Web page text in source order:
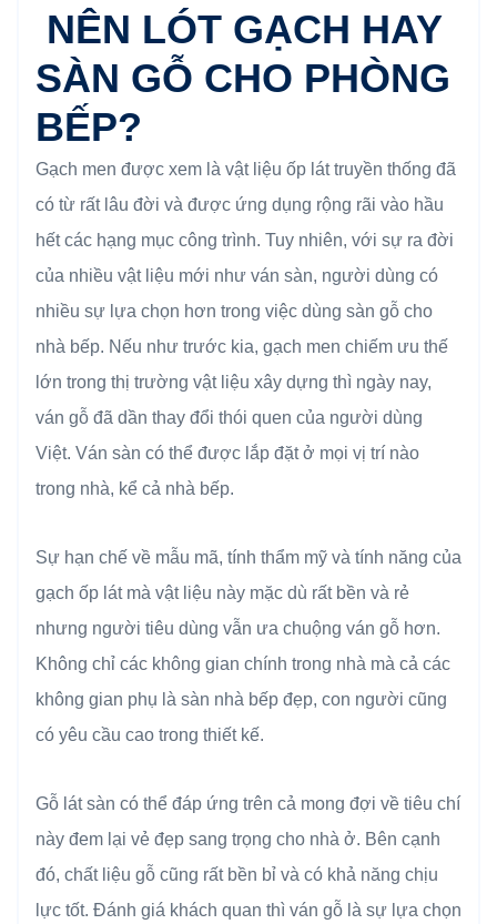
NÊN LÓT GẠCH HAY
SÀN GỖ CHO PHÒNG
BẾP?
Gạch men được xem là vật liệu ốp lát truyền thống đã
có từ rất lâu đời và được ứng dụng rộng rãi vào hầu
hết các hạng mục công trình. Tuy nhiên, với sự ra đời
của nhiều vật liệu mới như ván sàn, người dùng có
nhiều sự lựa chọn hơn trong việc dùng sàn gỗ cho
nhà bếp. Nếu như trước kia, gạch men chiếm ưu thế
lớn trong thị trường vật liệu xây dựng thì ngày nay,
ván gỗ đã dần thay đổi thói quen của người dùng
Việt. Ván sàn có thể được lắp đặt ở mọi vị trí nào
trong nhà, kể cả nhà bếp.
Sự hạn chế về mẫu mã, tính thẩm mỹ và tính năng của
gạch ốp lát mà vật liệu này mặc dù rất bền và rẻ
nhưng người tiêu dùng vẫn ưa chuộng ván gỗ hơn.
Không chỉ các không gian chính trong nhà mà cả các
không gian phụ là sàn nhà bếp đẹp, con người cũng
có yêu cầu cao trong thiết kế.
Gỗ lát sàn có thể đáp ứng trên cả mong đợi về tiêu chí
này đem lại vẻ đẹp sang trọng cho nhà ở. Bên cạnh
đó, chất liệu gỗ cũng rất bền bỉ và có khả năng chịu
lực tốt. Đánh giá khách quan thì ván gỗ là sự lựa chọn